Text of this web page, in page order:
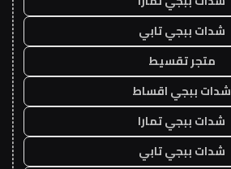
شدات ببجي تابي
متجر تقسيط
شدات ببجي اقساط
شدات ببجي تمارا
شدات ببجي تابي